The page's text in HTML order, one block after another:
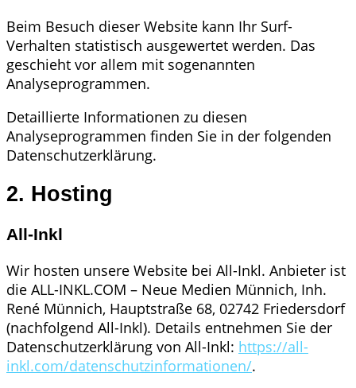
Beim Besuch dieser Website kann Ihr Surf-
Verhalten statistisch ausgewertet werden. Das
geschieht vor allem mit sogenannten
Analyseprogrammen.
Detaillierte Informationen zu diesen
Analyseprogrammen finden Sie in der folgenden
Datenschutzerklärung.
2. Hosting
All-Inkl
Wir hosten unsere Website bei All-Inkl. Anbieter ist
die ALL-INKL.COM – Neue Medien Münnich, Inh.
René Münnich, Hauptstraße 68, 02742 Friedersdorf
(nachfolgend All-Inkl). Details entnehmen Sie der
Datenschutzerklärung von All-Inkl: https://all-
inkl.com/datenschutzinformationen/.